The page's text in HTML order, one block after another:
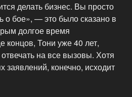
делать бизнес. Вы просто
о бое», — это было сказано в
долгое время
концов, Тони уже 40 лет,
на все вызовы. Хотя
конечно, исходит